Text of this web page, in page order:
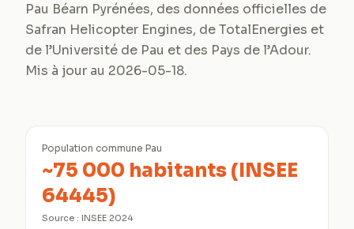
Pau Béarn Pyrénées, des données officielles de
Safran Helicopter Engines, de TotalEnergies et
de l’Université de Pau et des Pays de l’Adour.
Mis à jour au 2026-05-18.
Population commune Pau
~75 000 habitants (INSEE
64445)
Source : INSEE 2024